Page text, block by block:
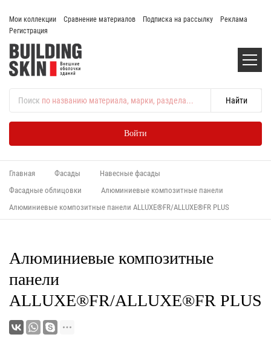
Мои коллекции Сравнение материалов Подписка на рассылку
Реклама
Регистрация
Поиск по названию материала, марки, раздела...
Войти
Главная Фасады
Навесные фасады
Фасадные облицовки
Алюминиевые композитные панели
Алюминиевые композитные панели ALLUXE®FR/ALLUXE®FR PLUS
Алюминиевые композитные
панели
ALLUXE®FR/ALLUXE®FR PLUS